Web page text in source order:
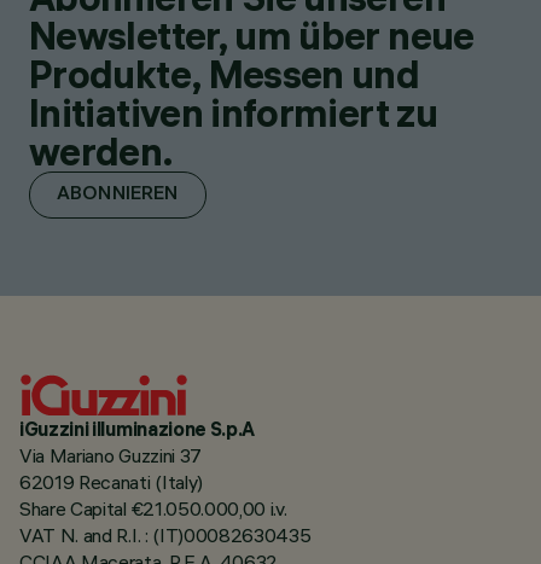
Newsletter, um über neue
Produkte, Messen und
Initiativen informiert zu
werden.
ABONNIEREN
iGuzzini illuminazione S.p.A
Via Mariano Guzzini 37
62019 Recanati (Italy)
Share Capital €21.050.000,00 i.v.
VAT N. and R.I. : (IT)00082630435